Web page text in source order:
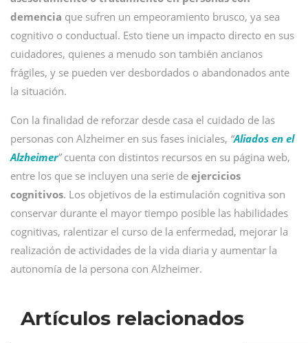
demencia que sufren un empeoramiento brusco, ya sea
cognitivo o conductual. Esto tiene un impacto directo en sus
cuidadores, quienes a menudo son también ancianos
frágiles, y se pueden ver desbordados o abandonados ante
la situación.
Con la finalidad de reforzar desde casa el cuidado de las
personas con Alzheimer en sus fases iniciales, “Aliados en el
Alzheimer”cuenta con distintos recursos en su página web,
entre los que se incluyen una serie de ejercicios
cognitivos. Los objetivos de la estimulación cognitiva son
conservar durante el mayor tiempo posible las habilidades
cognitivas, ralentizar el curso de la enfermedad, mejorar la
realización de actividades de la vida diaria y aumentar la
autonomía de la persona con Alzheimer.
Artículos relacionados